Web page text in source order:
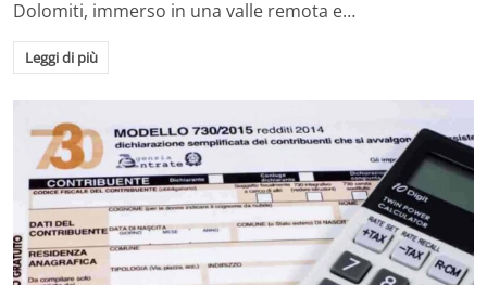
Dolomiti, immerso in una valle remota e…
Leggi di più